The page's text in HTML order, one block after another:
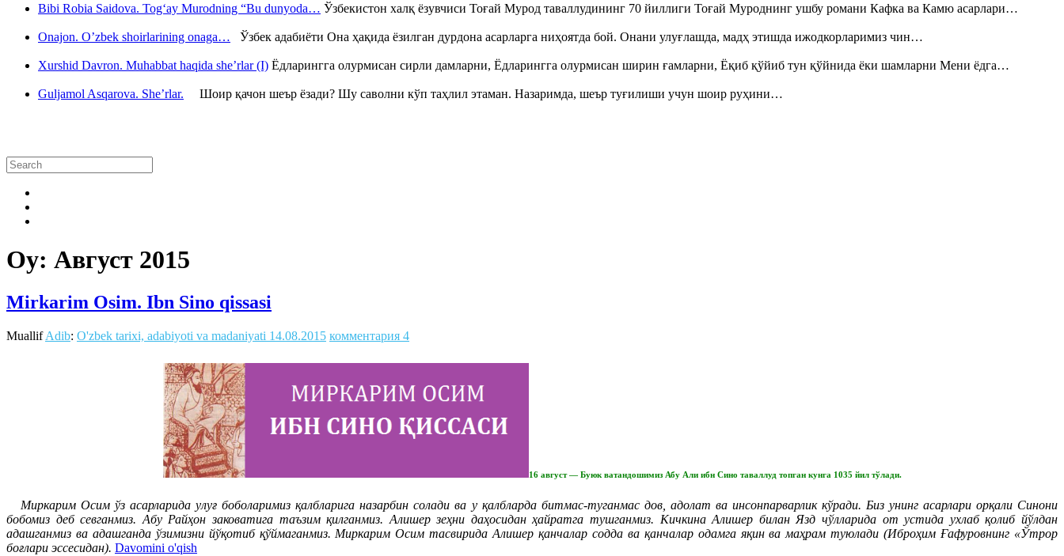
Bibi Robia Saidova. Tog‘ay Murodning “Bu dunyoda… Ўзбекистон халқ ёзувчиси Тоғай Мурод таваллудининг 70 йиллиги Тоғай Муроднинг ушбу романи Кафка ва Камю асарлари…
Onajon. O’zbek shoirlarining onaga… Ўзбек адабиёти Она ҳақида ёзилган дурдона асарларга ниҳоятда бой. Онани улуғлашда, мадҳ этишда ижодкорларимиз чин…
Xurshid Davron. Muhabbat haqida she’rlar (I) Ёдларингга олурмисан сирли дамларни, Ёдларингга олурмисан ширин ғамларни, Ёқиб қўйиб тун қўйнида ёки шамларни Мени ёдга…
Guljamol Asqarova. She’rlar. Шоир қачон шеър ёзади? Шу саволни кўп таҳлил этаман. Назаримда, шеър туғилиши учун шоир руҳини…
Oy: Август 2015
Mirkarim Osim. Ibn Sino qissasi
MuallifAdib: O'zbek tarixi, adabiyoti va madaniyati 14.08.2015 комментария 4
16 август — Буюк ватандошимиз Абу Али ибн Сино таваллуд топган кунга 1035 йил тўлади.
Миркарим Осим ўз асарларида улуғ боболаримиз қалбларига назарбин солади ва у қалбларда битмас-туганмас дов, адолат ва инсонпарварлик кўради. Биз унинг асарлари орқали Синони
бобомиз деб севганмиз. Абу Райҳон заковатига таъзим қилганмиз. Алишер зеҳни даҳосидан ҳайратга тушганмиз. Кичкина Алишер билан Язд чўлларида от устида ухлаб қолиб йўлдан
адашганмиз ва адашганда ўзимизни йўқотиб қўймаганмиз. Миркарим Осим тасвирида Алишер қанчалар содда ва қанчалар одамга яқин ва маҳрам туюлади (Иброҳим Ғафуровнинг «Ўтрор
боғлари эссесидан). Davomini o'qish